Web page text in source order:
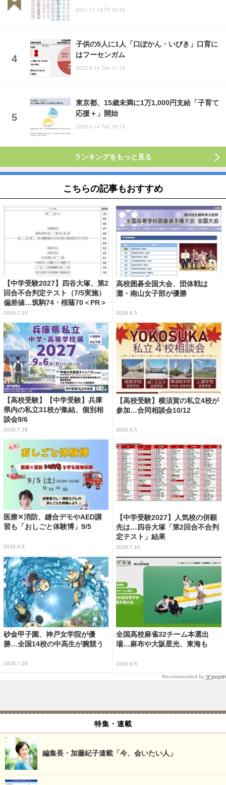
2021.11.19 Fri 10:45
子供の5人に1人「口ぽかん・いびき」口育に
はフーセンガム
2022.6.14 Tue 11:15
東京都、15歳未満に1万1,000円支給「子育て
応援＋」開始
2026.4.14 Tue 16:15
ランキングをもっと見る
こちらの記事もおすすめ
【中学受験2027】四谷大塚、第2
回合不合判定テスト（7/5実施）
偏差値…筑駒74・桜蔭70＜PR＞
2026.7.10
高校囲碁全国大会、団体戦は
灘・南山女子部が優勝
2026.8.5
【高校受験】【中学受験】兵庫
県内の私立31校が集結、個別相
談会9/6
2026.7.28
【高校受験】横須賀の私立4校が
参加…合同相談会10/12
2026.8.5
医療✕消防、縫合デモやAED講
習も「おしごと体験博」9/5
2026.8.6
【中学受験2027】人気校の併願
先は…四谷大塚「第2回合不合判
定テスト」結果
2026.7.16
砂金甲子園、神戸女学院が優
勝…全国14校の中高生が腕競う
2026.7.29
全国高校麻雀32チーム本選出
場…麻布や大阪星光、東海も
2026.8.5
Recommended by
特集・連載
編集長・加藤紀子連載「今、会いたい人」